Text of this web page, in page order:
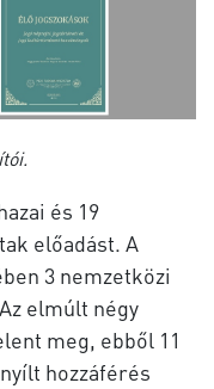
és 19
előadást. A
3 nemzetközi
elmúlt négy
meg, ebből 11
hozzáférés